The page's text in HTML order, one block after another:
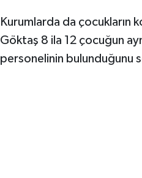
Kurumlarda da
Göktaş 8 ila 12 çocuğun
personelinin bulunduğunu